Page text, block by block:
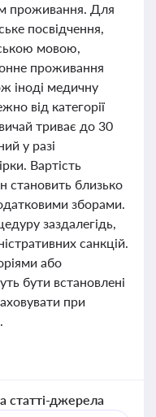
проживання. Для
посвідчення,
мовою,
проживання
іноді медичну
від категорії
триває до 30
у разі
Вартість
становить близько
зборами.
заздалегідь,
санкцій.
або
бути встановлені
при
статті-джерела